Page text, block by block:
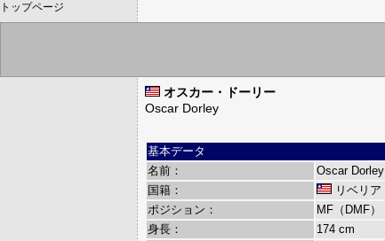
トップページ
オスカー・ドーリー
Oscar Dorley
基本データ
名前：
Oscar Dorley
国籍：
リベリア
ポジション：
MF（DMF）
身長：
174 cm